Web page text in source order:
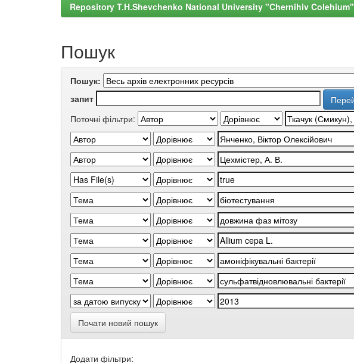
Repository T.H.Shevchenko National University "Chernihiv Colehium"
Пошук
Пошук:
запит
Поточні фільтри:
Почати новий пошук
Додати фільтри: